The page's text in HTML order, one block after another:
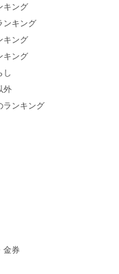
キング
ンキング
キング
キング
し
外
ランキング
金券